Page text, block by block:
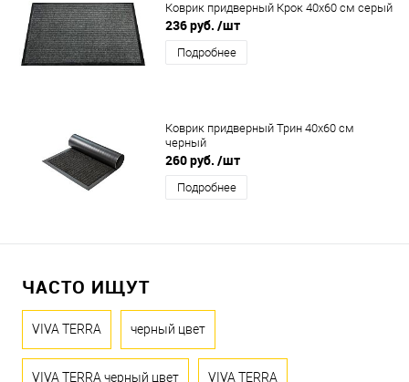
Коврик придверный Крок 40x60 см серый
236 руб. /шт
Подробнее
Коврик придверный Трин 40x60 см
черный
260 руб. /шт
Подробнее
ЧАСТО ИЩУТ
VIVA TERRA черный цвет
VIVA TERRA черный цвет VIVA TERRA